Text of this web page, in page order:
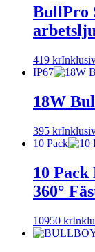
BullPro
419 kr
IP67
18W
395 kr
10 Pack
10
360°
10950 kr